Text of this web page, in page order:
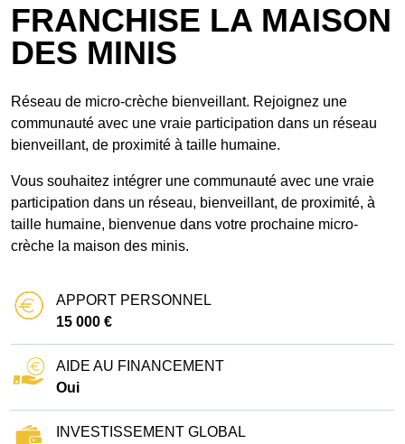
FRANCHISE LA MAISON
DES MINIS
Réseau de micro-crèche bienveillant. Rejoignez une
communauté avec une vraie participation dans un réseau
bienveillant, de proximité à taille humaine.
Vous souhaitez intégrer une communauté avec une vraie
participation dans un réseau, bienveillant, de proximité, à
taille humaine, bienvenue dans votre prochaine micro-
crèche la maison des minis.
APPORT PERSONNEL
15 000 €
AIDE AU FINANCEMENT
Oui
INVESTISSEMENT GLOBAL